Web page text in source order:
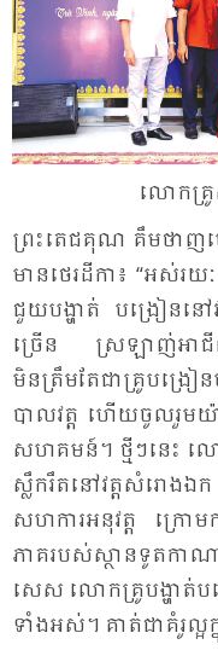
លោក​គ្រូ​
ព្រះ​តេជ​គុណ គឹម​ថាញ​ហ
មាន​ថេរ​ដី​កា៖ “អស់​រ
ជួយ​បង្ហាត់ បង្រៀន​ន
ច្រើន ស្រ​ឡាញ់​អា​ជីព​
មិន​ត្រឹម​តែ​ជា​គ្រូ​បង្
បាល​វត្ត ហើយ​ចូល​រួម​យ៉
សហ​គមន៍។ ថ្មី​ៗ​នេះ ល
ស្លឹក​រឹត​នៅ​វត្ត​សំ​រោ
សហ​ការ​អនុ​វត្ត ក្រោម​ក
ភាគ​របស់​ស្ថាន​ទូត​ក
សេស លោក​គ្រូ​បង្ហាត់​បង្
ទាំង​អស់។ គាត់​ជា​គំ​រូ​ល្អ​